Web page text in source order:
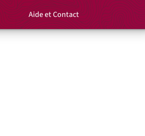
Rechercher un
Panier
Aide et Contact